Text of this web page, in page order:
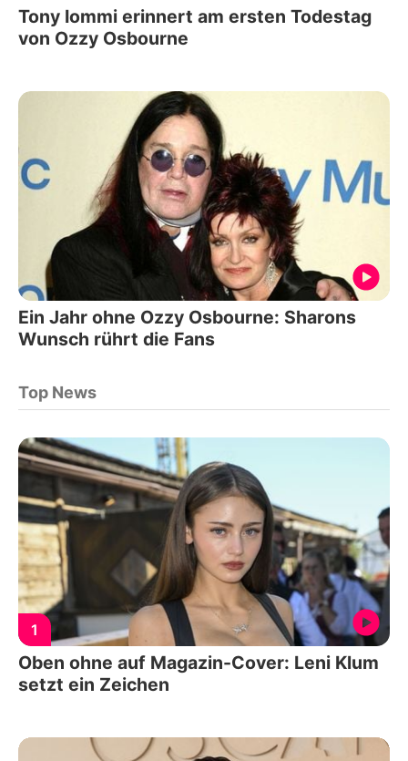
Tony Iommi erinnert am ersten Todestag
von Ozzy Osbourne
Ein Jahr ohne Ozzy Osbourne: Sharons
Wunsch rührt die Fans
Top News
1
Oben ohne auf Magazin-Cover: Leni Klum
setzt ein Zeichen